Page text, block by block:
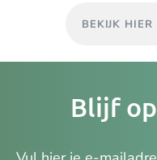
BEKIJK
Blijf